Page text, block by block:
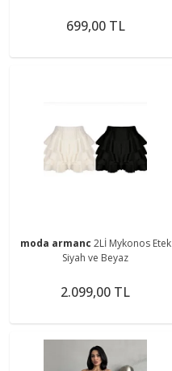
Eteği
699,00 TL
moda armanc 2Lİ Mykonos Etek
Siyah ve Beyaz
2.099,00 TL